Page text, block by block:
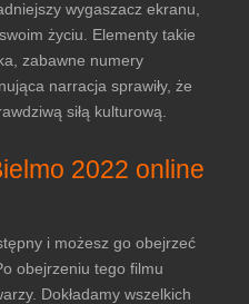
wygaszacz ekranu,
życiu. Elementy takie
zabawne numery
narracja sprawiły, że
siłą kulturową.
2022 online
i możesz go obejrzeć
obejrzeniu tego filmu
Dokładamy wszelkich